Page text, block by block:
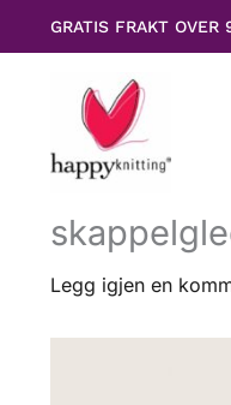
GRATIS FRAKT OVER
Legg igjen en